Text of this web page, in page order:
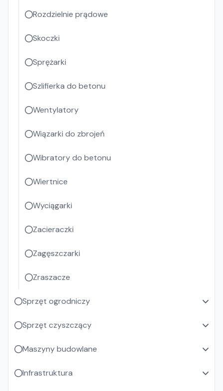
Rozdzielnie prądowe
Skoczki
Sprężarki
Szlifierka do betonu
Wentylatory
Wiązarki do zbrojeń
Wibratory do betonu
Wiertnice
Wyciągarki
Zacieraczki
Zagęszczarki
Zraszacze
Sprzęt ogrodniczy
Sprzęt czyszczący
Maszyny budowlane
Infrastruktura